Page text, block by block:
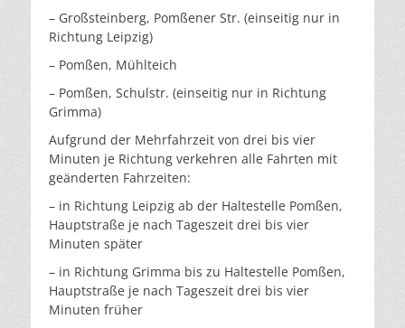
– Großsteinberg, Pomßener Str. (einseitig nur in
Richtung Leipzig)
– Pomßen, Mühlteich
– Pomßen, Schulstr. (einseitig nur in Richtung
Grimma)
Aufgrund der Mehrfahrzeit von drei bis vier
Minuten je Richtung verkehren alle Fahrten mit
geänderten Fahrzeiten:
– in Richtung Leipzig ab der Haltestelle Pomßen,
Hauptstraße je nach Tageszeit drei bis vier
Minuten später
– in Richtung Grimma bis zu Haltestelle Pomßen,
Hauptstraße je nach Tageszeit drei bis vier
Minuten früher